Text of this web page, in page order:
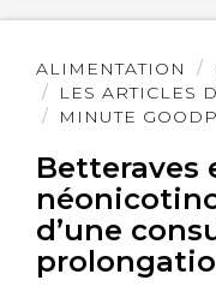
ALIMENTATION
LES ARTICLES
MINUTE
Betteraves
d’une
Lire
l'article